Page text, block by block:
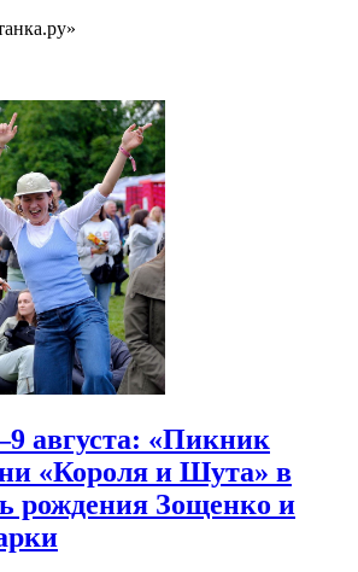
августа: «Пикник
«Короля и Шута» в
рождения Зощенко и